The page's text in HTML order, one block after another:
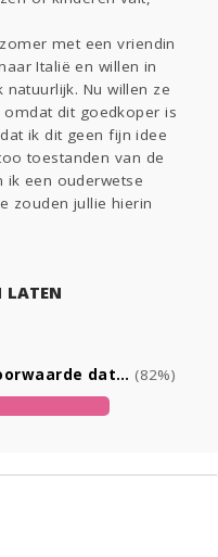
Aangeboden
Doen
Zien
met een vriendin
Italië en willen in
Nu willen ze
dit goedkoper is
ik dit geen fijn idee
toestanden van de
ik een ouderwetse
zouden jullie hierin
LATEN
dat… (82%)